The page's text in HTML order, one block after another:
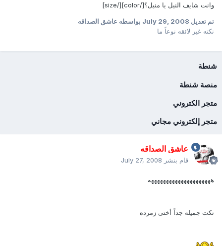
وانت شايف النيل يا منيل؟[/color][/size]
تم تعديلJuly 29, 2008بواسطه عاشق الصداقه
نكته غير لائقه نوعاً ما
شنطة
منصة شنطة
متجر الكتروني
متجر إلكتروني مجاني
عاشق الصداقه
قام بنشر July 27, 2008
هههههههههههههههههههههه
نكت جميله جداً أختى زمرده